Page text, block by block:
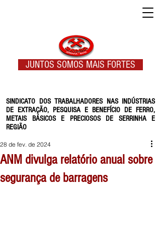
SINDICATO DOS TRABALHADORES NAS INDÚSTRIAS
DE EXTRAÇÃO, PESQUISA E BENEFÍCIO DE FERRO,
METAIS BÁSICOS E PRECIOSOS DE SERRINHA E
REGIÃO
JUNTOS SOMOS MAIS FORTES
ANM divulga relatório anual sobre
segurança de barragens
28 de fev. de 2024